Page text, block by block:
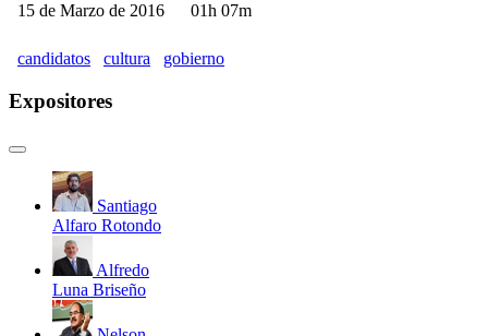
15 de Marzo de 2016 01h 07m
candidatos cultura gobierno
Expositores
Santiago
Alfaro Rotondo
Alfredo
Luna Briseño